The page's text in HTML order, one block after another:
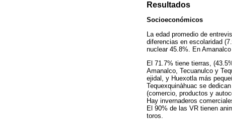
Resultados
Socioeconómicos
La edad promedio de
diferencias en escolaridad
nuclear 45.8%. En
El 71.7% tiene tierras,
Amanalco, Tecuanulco y
ejidal, y Huexotla más
Tequexquinàhuac se
(comercio, productos y
Hay invernaderos
El 90% de las VR tienen
toros.